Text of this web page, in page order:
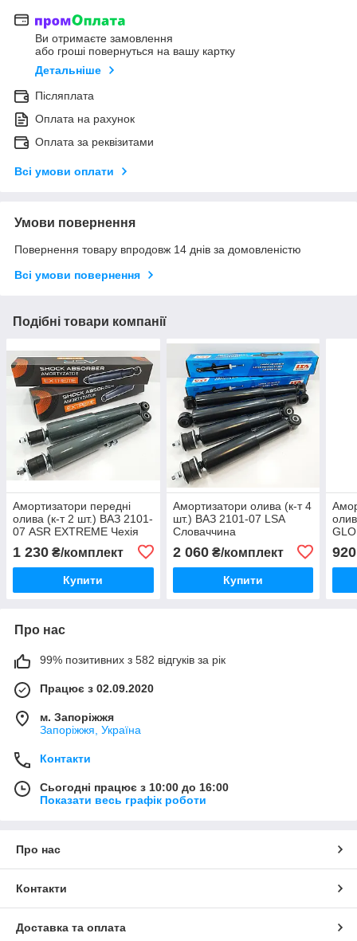
Ви отримаєте замовлення
або гроші повернуться на вашу картку
Детальніше
Післяплата
Оплата на рахунок
Оплата за реквізитами
Всі умови оплати
Умови повернення
Повернення товару впродовж 14 днів за домовленістю
Всі умови повернення
Подібні товари компанії
Амортизатори передні
олива (к-т 2 шт.) ВАЗ 2101-
07 ASR EXTREME Чехія
1 230 ₴/комплект
Купити
Амортизатори олива (к-т 4
шт.) ВАЗ 2101-07 LSA
Словаччина
2 060₴/комплект
Купити
GLO
920
Про нас
99% позитивних з 582 відгуків за рік
Працює з 02.09.2020
м. Запоріжжя
Запоріжжя, Україна
Контакти
Сьогодні працює з 10:00 до 16:00
Показати весь графік роботи
Про нас
Контакти
Доставка та оплата